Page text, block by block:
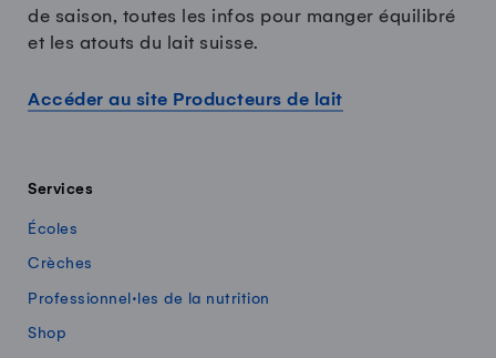
de saison, toutes les infos pour manger équilibré
et les atouts du lait suisse.
Accéder au site Producteurs de lait
Services
Écoles
Crèches
Professionnel·les de la nutrition
Shop